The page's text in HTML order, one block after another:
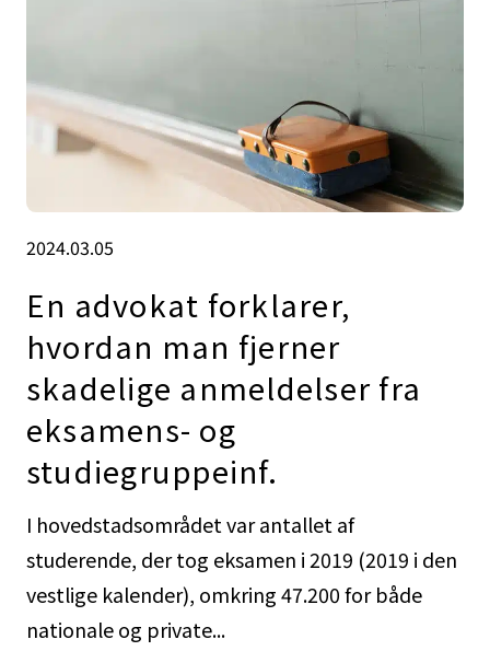
2024.03.05
En advokat forklarer,
hvordan man fjerner
skadelige anmeldelser fra
eksamens- og
studiegruppeinf.
I hovedstadsområdet var antallet af
studerende, der tog eksamen i 2019 (2019 i den
vestlige kalender), omkring 47.200 for både
nationale og private...